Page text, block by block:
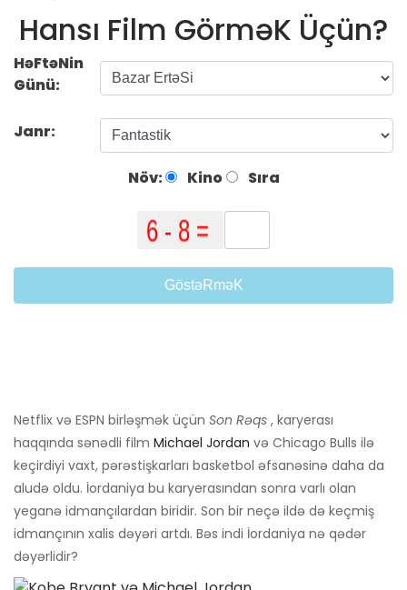
Hansı Film GörməK Üçün?
HəFtəNin
Günü:
Janr:
Növ: Kino Sıra
GöstəRməK
Netflix və ESPN birləşmək üçün Son Rəqs , karyerası
haqqında sənədli film Michael Jordan və Chicago Bulls ilə
keçirdiyi vaxt, pərəstişkarları basketbol əfsanəsinə daha da
aludə oldu. İordaniya bu karyerasından sonra varlı olan
yeganə idmançılardan biridir. Son bir neçə ildə də keçmiş
idmançının xalis dəyəri artdı. Bəs indi İordaniya nə qədər
dəyərlidir?